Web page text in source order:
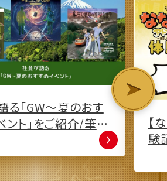
めアドベンチャー体
リア報告数3.4万件！
回廊を巡る宝探し
た
商
イ
説！